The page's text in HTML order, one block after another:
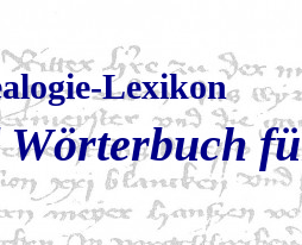
Lexikon
Wörterbuch